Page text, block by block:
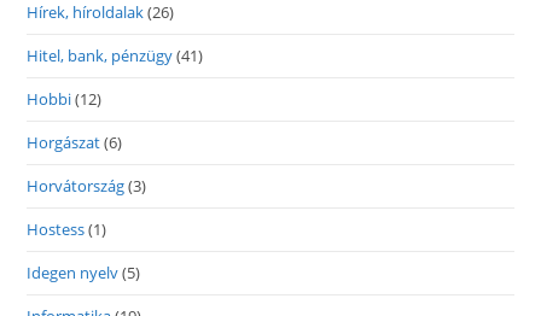
Hírek, híroldalak(26)
Hitel, bank, pénzügy(41)
Hobbi(12)
Horgászat(6)
Horvátország(3)
Hostess(1)
Idegen nyelv(5)